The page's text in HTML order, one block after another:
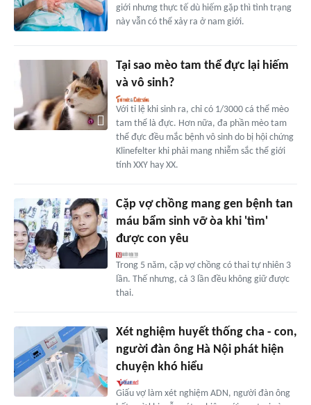
giới nhưng thực tế dù hiếm gặp thì tình trạng
này vẫn có thể xảy ra ở nam giới.
Tại sao mèo tam thể đực lại hiếm
và vô sinh?
Với tỉ lệ khi sinh ra, chỉ có 1/3000 cá thể mèo
tam thể là đực. Hơn nữa, đa phần mèo tam
thể đực đều mắc bệnh vô sinh do bị hội chứng
Klinefelter khi phải mang nhiễm sắc thể giới
tính XXY hay XX.
Cặp vợ chồng mang gen bệnh tan
máu bẩm sinh vỡ òa khi 'tìm'
được con yêu
Trong 5 năm, cặp vợ chồng có thai tự nhiên 3
lần. Thế nhưng, cả 3 lần đều không giữ được
thai.
Xét nghiệm huyết thống cha - con,
người đàn ông Hà Nội phát hiện
chuyện khó hiểu
Giấu vợ làm xét nghiệm ADN, người đàn ông